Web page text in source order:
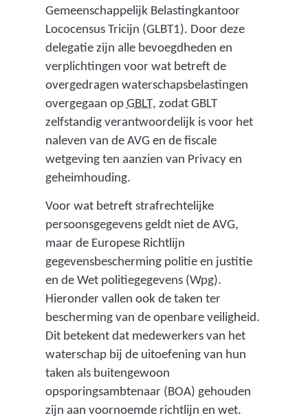
Gemeenschappelijk Belastingkantoor
Lococensus Tricijn (GLBT1). Door deze
delegatie zijn alle bevoegdheden en
verplichtingen voor wat betreft de
overgedragen waterschapsbelastingen
overgegaan op GBLT(
g
e
m
h
a
, zodat GBLT
zelfstandig verantwoordelijk is voor het
naleven van de AVG en de fiscale
wetgeving ten aanzien van Privacy en
geheimhouding.
Voor wat betreft strafrechtelijke
persoonsgegevens geldt niet de AVG,
maar de Europese Richtlijn
gegevensbescherming politie en justitie
en de Wet politiegegevens (Wpg).
Hieronder vallen ook de taken ter
bescherming van de openbare veiligheid.
Dit betekent dat medewerkers van het
waterschap bij de uitoefening van hun
taken als buitengewoon
opsporingsambtenaar (BOA) gehouden
zijn aan voornoemde richtlijn en wet.